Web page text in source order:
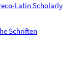
Latin Scholarly
Schriften